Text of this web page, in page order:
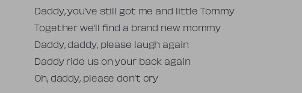
Daddy, you’ve still got me and little Tommy
Together we’ll find a brand new mommy
Daddy, daddy, please laugh again
Daddy ride us on your back again
Oh, daddy, please don’t cry